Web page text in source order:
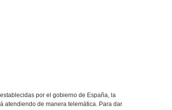
por el gobierno de España, la
atendiendo de manera telemática. Para dar